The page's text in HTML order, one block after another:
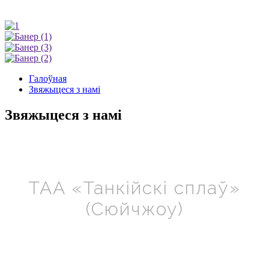
Галоўная
Звяжыцеся з намі
Звяжыцеся з намі
ТАА «Танкійскі сплаў»
(Сюйчжоу)